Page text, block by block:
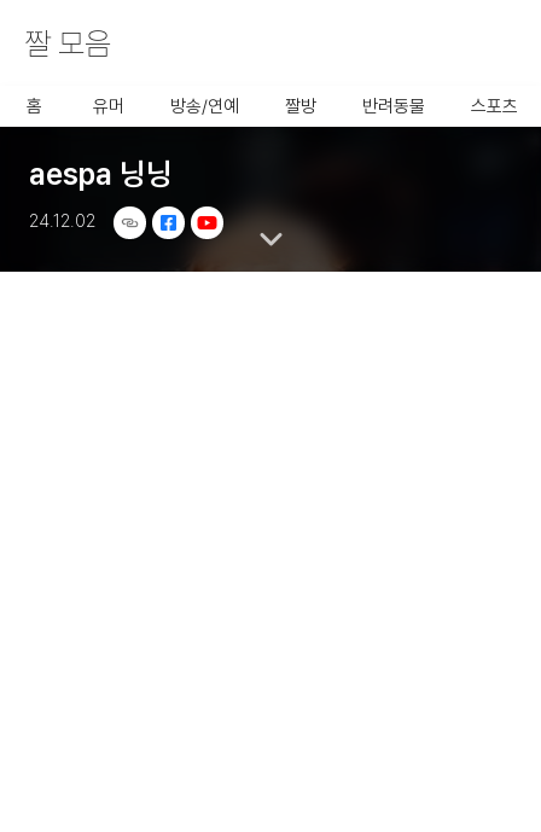
사용할 공유 링크를 선택 해 주
짤 모음
홈 유머 방송/연예 짤방 반려동물 스포츠
aespa 닝닝
24.12.02